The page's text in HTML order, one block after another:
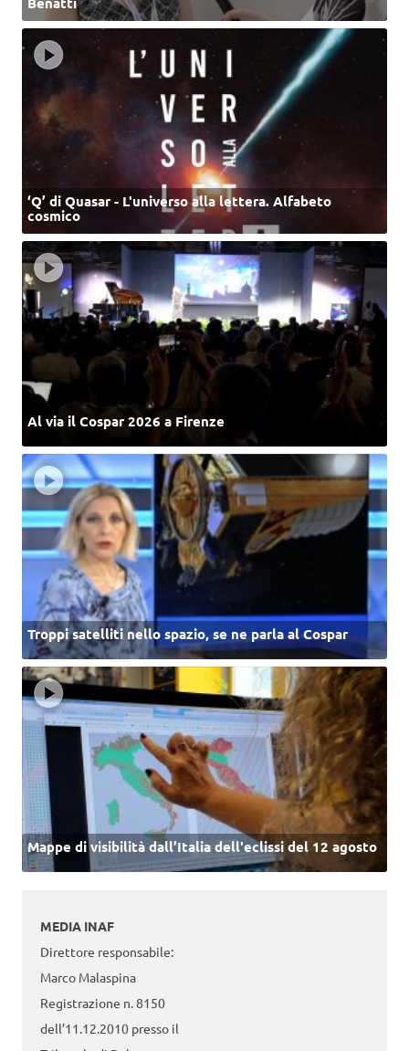
‘Q’ di Quasar - L'universo alla lettera. Alfabeto
cosmico
Al via il Cospar 2026 a Firenze
Troppi satelliti nello spazio, se ne parla al Cospar
Mappe di visibilità dall’Italia dell'eclissi del 12 agosto
MEDIA INAF
Direttore responsabile:
Marco Malaspina
Registrazione n. 8150
dell’11.12.2010 presso il